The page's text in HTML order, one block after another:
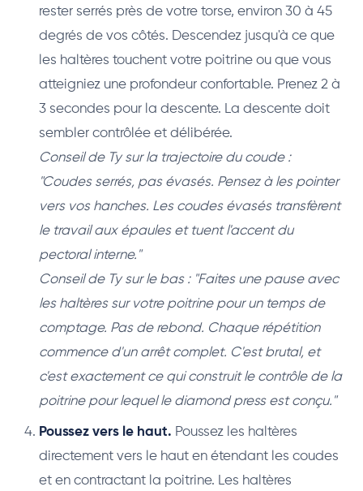
rester serrés près de votre torse, environ 30 à 45
degrés de vos côtés. Descendez jusqu'à ce que
les haltères touchent votre poitrine ou que vous
atteigniez une profondeur confortable. Prenez 2 à
3 secondes pour la descente. La descente doit
sembler contrôlée et délibérée.
Conseil de Ty sur la trajectoire du coude :
"Coudes serrés, pas évasés. Pensez à les pointer
vers vos hanches. Les coudes évasés transfèrent
le travail aux épaules et tuent l'accent du
pectoral interne."
Conseil de Ty sur le bas : "Faites une pause avec
les haltères sur votre poitrine pour un temps de
comptage. Pas de rebond. Chaque répétition
commence d'un arrêt complet. C'est brutal, et
c'est exactement ce qui construit le contrôle de la
poitrine pour lequel le diamond press est conçu."
Poussez vers le haut. Poussez les haltères
directement vers le haut en étendant les coudes
et en contractant la poitrine. Les haltères